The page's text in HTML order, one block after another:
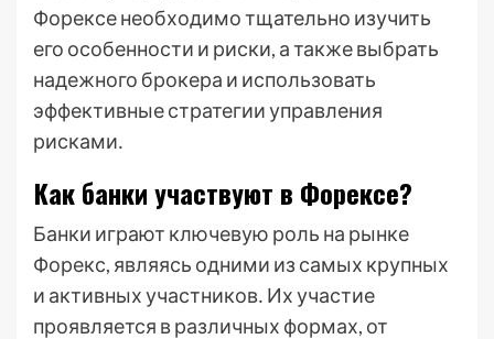
Форексе необходимо тщательно изучить
его особенности и риски, а также выбрать
надежного брокера и использовать
эффективные стратегии управления
рисками․
Как банки участвуют в Форексе?
Банки играют ключевую роль на рынке
Форекс, являясь одними из самых крупных
и активных участников․ Их участие
проявляется в различных формах, от